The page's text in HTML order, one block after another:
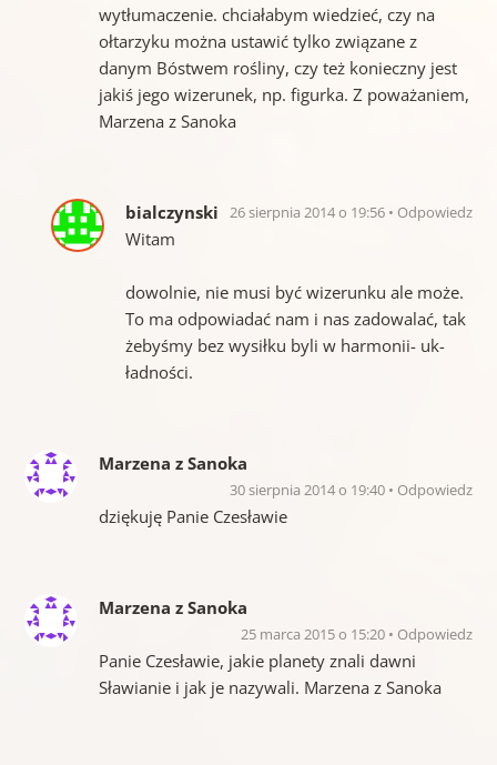
wytłumaczenie. chciałabym wiedzieć, czy na
ołtarzyku można ustawić tylko związane z
danym Bóstwem rośliny, czy też konieczny jest
jakiś jego wizerunek, np. figurka. Z poważaniem,
Marzena z Sanoka
bialczynski 26 sierpnia 2014 o 19:56 Odpowiedz
Witam
dowolnie, nie musi być wizerunku ale może.
To ma odpowiadać nam i nas zadowalać, tak
żebyśmy bez wysiłku byli w harmonii- uk-
ładności.
Marzena z Sanoka
30 sierpnia 2014 o 19:40 Odpowiedz
dziękuję Panie Czesławie
Marzena z Sanoka
25 marca 2015 o 15:20 Odpowiedz
Panie Czesławie, jakie planety znali dawni
Sławianie i jak je nazywali. Marzena z Sanoka